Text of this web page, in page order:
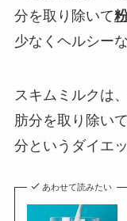
分を取り除いて
少なくヘルシー
スキムミルクは
肪分を取り除い
分というダイエ
あわせて読みたい